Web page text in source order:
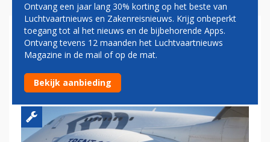
AANDEEL BOEING IN DE MIN
DOOR NIEUWE TEGENVALLER
VOOR ROLLS-ROYCE
Ontvang een jaar lang 30% korting op het beste van
Luchtvaartnieuws en Zakenreisnieuws. Krijg onbeperkt
toegang tot al het nieuws en de bijbehorende Apps.
Ontvang tevens 12 maanden het Luchtvaartnieuws
Magazine in de mail of op de mat.
Bekijk aanbieding